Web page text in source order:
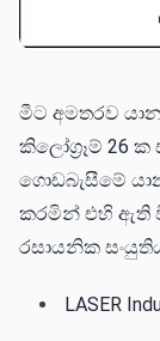
මීට අමතරව
කිලෝග්‍රෑම් 26
ගොඩබැසීමේ
කරමින් එහි ඇති
රසායනික
LASER